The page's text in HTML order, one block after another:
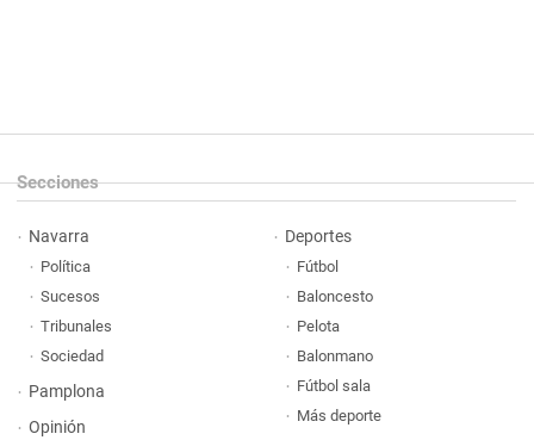
Secciones
Navarra
Política
Sucesos
Tribunales
Sociedad
Pamplona
Opinión
Deportes
Fútbol
Baloncesto
Pelota
Balonmano
Fútbol sala
Más deporte